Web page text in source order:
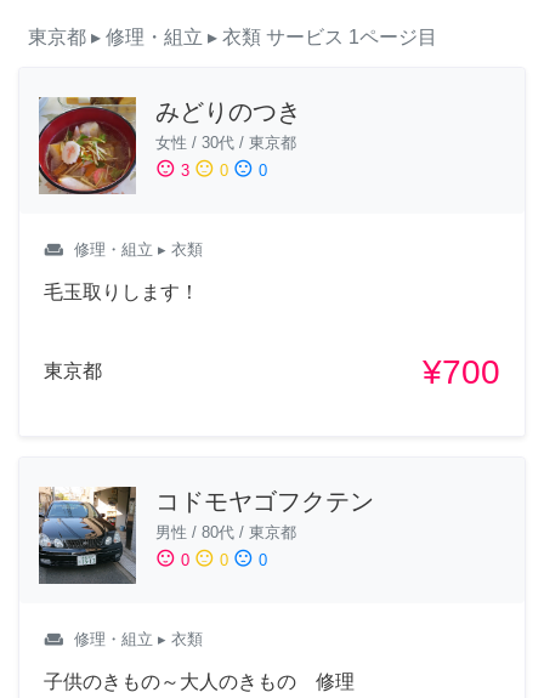
東京都 ▸ 修理・組立 ▸ 衣類 サービス 1ページ目
みどりのつき
女性 / 30代 / 東京都
sentiment_satisfied 3 sentiment_neutral 0 sentiment_dissatisfied 0
weekend 修理・組立 ▸ 衣類
毛玉取りします！
東京都 ¥700
コドモヤゴフクテン
男性 / 80代 / 東京都
sentiment_satisfied 0 sentiment_neutral 0 sentiment_dissatisfied 0
weekend 修理・組立 ▸ 衣類
子供のきもの～大人のきもの 修理